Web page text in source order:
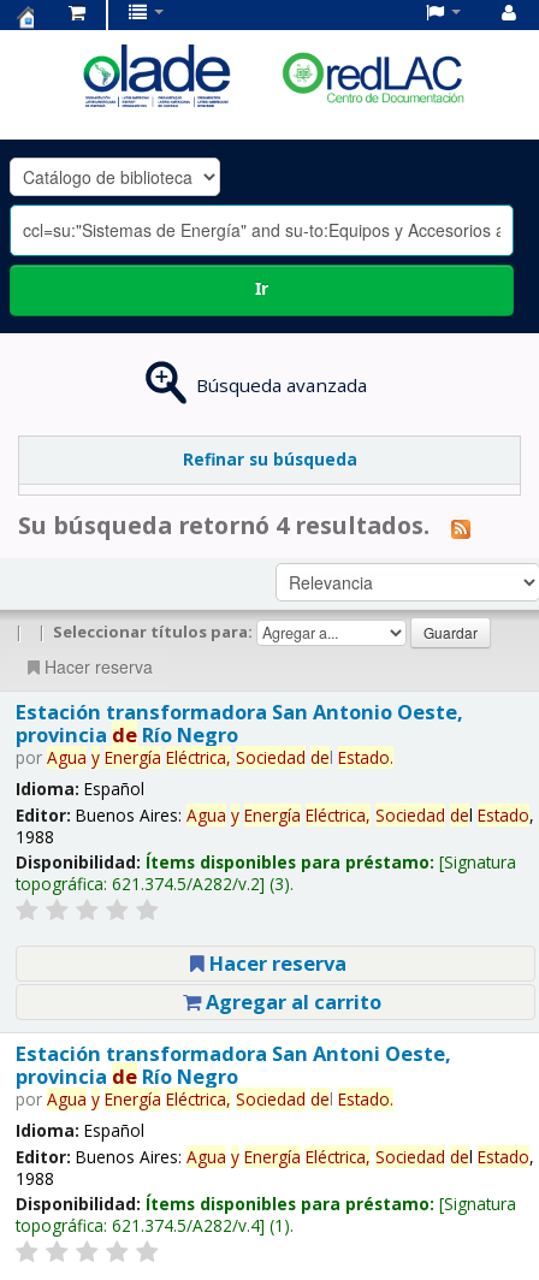
OLADE
-
Ir
Búsqueda avanzada
Refinar su búsqueda
Su búsqueda retornó 4 resultados.
| | Seleccionar títulos para:
Hacer reserva
Estación transformadora San Antonio Oeste,
provincia deRío Negro
por Agua y Energía Eléctrica, Sociedad del Estado.
Idioma: Español
Editor: Buenos Aires: Agua y Energía Eléctrica, Sociedad del Estado,
1988
Disponibilidad: Ítems disponibles para préstamo: Signatura
topográfica: 621.374.5/A282/v.2 (3).
Hacer reserva
Agregar al carrito
Estación transformadora San Antoni Oeste,
provincia deRío Negro
por Agua y Energía Eléctrica, Sociedad del Estado.
Idioma: Español
Editor: Buenos Aires: Agua y Energía Eléctrica, Sociedad del Estado,
1988
Disponibilidad: Ítems disponibles para préstamo: Signatura
topográfica: 621.374.5/A282/v.4 (1).